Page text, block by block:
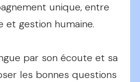
unique, entre
et gestion humaine.
par son écoute et sa
les bonnes questions